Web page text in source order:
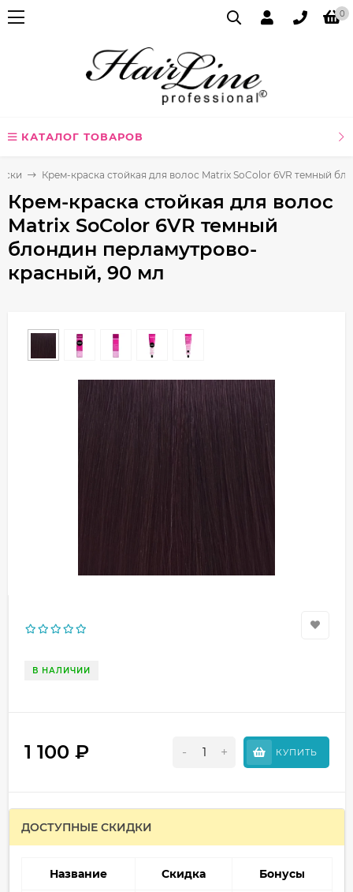
0
КАТАЛОГ ТОВАРОВ
Крем-краска стойкая для волос Matrix SoColor 6VR темный
Крем-краска стойкая для волос
Matrix SoColor 6VR темный
блондин перламутрово-
красный, 90 мл
В НАЛИЧИИ
1 100 ₽ - + КУПИТЬ
ДОСТУПНЫЕ СКИДКИ
Название Скидка Бонусы